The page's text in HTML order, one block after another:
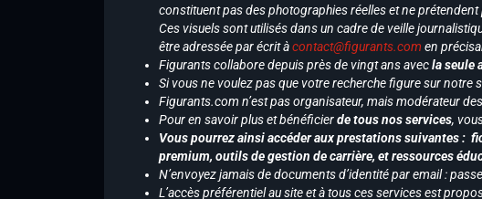
constituent pas des photographies réelles et ne
Ces visuels sont utilisés dans un cadre de veille
être adressée par écrit àcontact@figurants.com en
Figurants collabore depuis près de vingt ans avecla seule
Si vous ne voulez pas que votre recherche figure sur notre
Figurants.com n’est pas organisateur, mais modérateur
Pour en savoir plus et bénéficierde tous nos services,
Vous pourrez ainsi accéder aux prestations suivantes :
premium, outils de gestion de carrière, et ressources
N’envoyez jamais de documents d’identité par email :
L’accès préférentiel au site et à tous ces services est